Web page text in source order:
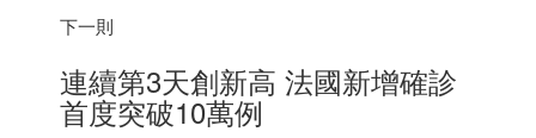
下一則
連續第3天創新高 法國新增確診
首度突破10萬例